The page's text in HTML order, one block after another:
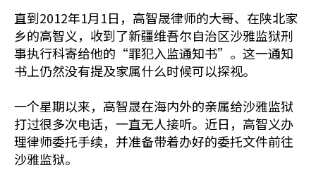
直到2012年1月1日，高智晟律师的大哥、在陕北家
乡的高智义，收到了新疆维吾尔自治区沙雅监狱刑
事执行科寄给他的“罪犯入监通知书”。这一通知
书上仍然没有提及家属什么时候可以探视。
一个星期以来，高智晟在海内外的亲属给沙雅监狱
打过很多次电话，一直无人接听。近日，高智义办
理律师委托手续，并准备带着办好的委托文件前往
沙雅监狱。